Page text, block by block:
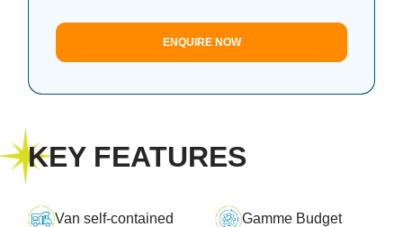
ENQUIRE NOW
KEY FEATURES
Van self-contained Gamme Budget